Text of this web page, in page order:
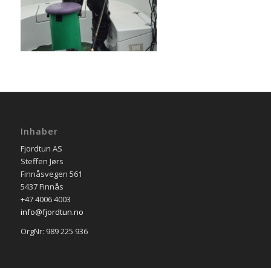
Inhaber
Fjordtun AS
Steffen Jørs
Finnåsvegen 561
5437 Finnås
+47 4006 4003
info@fjordtun.no
OrgNr: 989 225 936